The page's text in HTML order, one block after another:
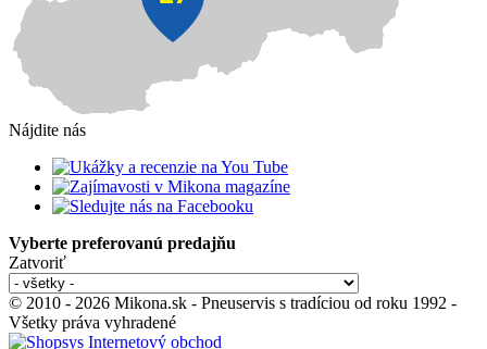
Nájdite nás
Vyberte preferovanú predajňu
Zatvoriť
© 2010 - 2026 Mikona.sk - Pneuservis s tradíciou od roku 1992 -
Všetky práva vyhradené